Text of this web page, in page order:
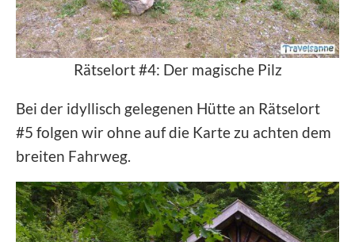
Rätselort #4: Der magische Pilz
Bei der idyllisch gelegenen Hütte an Rätselort
#5 folgen wir ohne auf die Karte zu achten dem
breiten Fahrweg.